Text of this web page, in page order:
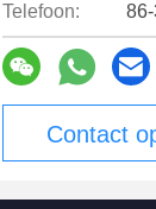
Telefoon:
Contact